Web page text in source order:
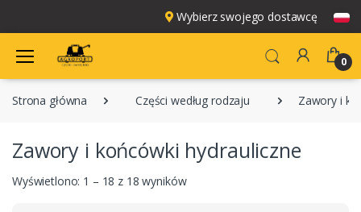
Wybierz swojego dostawcę
0
Strona główna Części według rodzaju Zawory i
Zawory i końcówki hydrauliczne
Wyświetlono: 1 – 18 z 18 wyników